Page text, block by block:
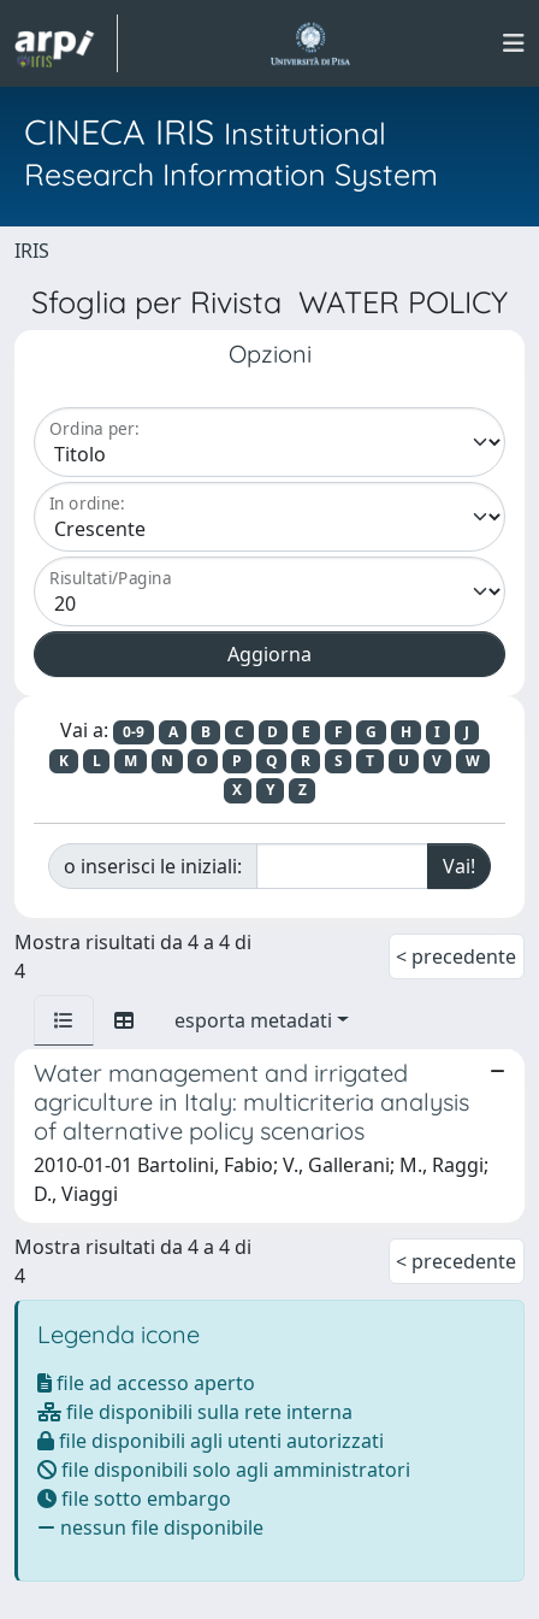
CINECA IRIS Institutional
Research Information System
IRIS
Sfoglia per Rivista WATER POLICY
Opzioni
Ordina per:
In ordine:
Risultati/Pagina
Vai a: 0-9 A B C D E F G H I
J
K
L M N O P Q R S T U V
W
X
Y Z
o inserisci le iniziali:
Mostra risultati da 4 a 4 di
4
< precedente
esporta metadati
Water management and irrigated
agriculture in Italy: multicriteria analysis
of alternative policy scenarios
2010-01-01 Bartolini, Fabio; V., Gallerani; M., Raggi;
D., Viaggi
Mostra risultati da 4 a 4 di
4
< precedente
Legenda icone
file ad accesso aperto
file disponibili sulla rete interna
file disponibili agli utenti autorizzati
file disponibili solo agli amministratori
file sotto embargo
nessun file disponibile